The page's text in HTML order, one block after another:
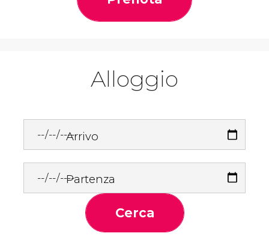
Alloggio
Arrivo
Partenza
Cerca